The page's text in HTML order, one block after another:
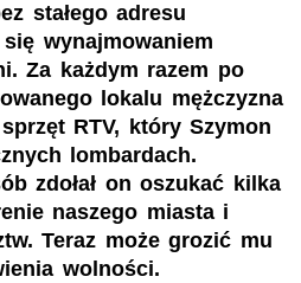
stałego adresu
wynajmowaniem
Za każdym razem po
lokalu mężczyzna
RTV, który Szymon
lombardach.
zdołał on oszukać kilka
naszego miasta i
Teraz może grozić mu
wolności.